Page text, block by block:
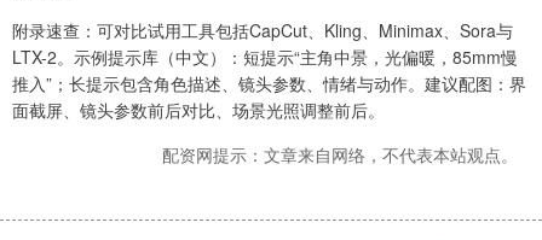
附录速查：可对比试用工具包括CapCut、Kling、Minimax、Sora与
LTX-2。示例提示库（中文）：短提示“主角中景，光偏暖，85mm慢
推入”；长提示包含角色描述、镜头参数、情绪与动作。建议配图：界
面截屏、镜头参数前后对比、场景光照调整前后。
配资网提示：文章来自网络，不代表本站观点。